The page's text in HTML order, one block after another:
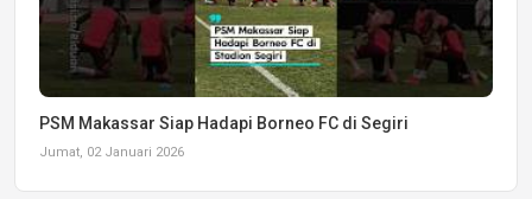
PSM Makassar Siap Hadapi Borneo FC di Segiri
Jumat, 02 Januari 2026